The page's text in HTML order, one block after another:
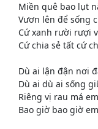
Miền quê bao lụt
Vươn lên để sống
Cứ xanh rười rượi
Cứ chia sẻ tất cứ
Dù ai lận đận nơi
Dù ai dù ai sống
Riêng vị rau má
Bao giờ bao giờ